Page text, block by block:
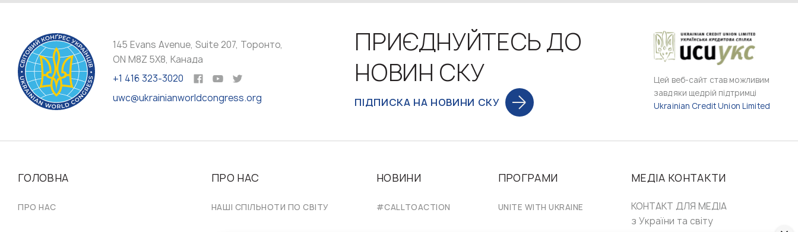
145 Evans Avenue, Suite 207, Торонто,
ON M8Z 5X8, Канада
+1 416 323-3020
uwc@ukrainianworldcongress.org
ПРИЄДНУЙТЕСЬ ДО
НОВИН СКУ
ПІДПИСКА НА НОВИНИ СКУ
Цей веб-сайт став можливим
завдяки щедрій підтримці
Ukrainian Credit Union Limited
ГОЛОВНА
ПРО НАС
ПРО НАС
НАШІ СПІЛЬНОТИ ПО СВІТУ
НОВИНИ
#CALLTOACTION
ПРОГРАМИ
UNITE WITH UKRAINE
МЕДІА КОНТАКТИ
КОНТАКТ ДЛЯ МЕДІА
з України та світу